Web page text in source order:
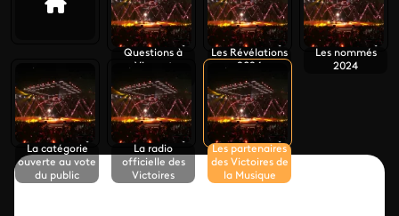
Questions à
Vincent
Frèrebeau
Les Révélations
2024
Les nommés
2024
La catégorie
ouverte au vote
du public
La radio
officielle des
Victoires
Les partenaires
des Victoires de
la Musique